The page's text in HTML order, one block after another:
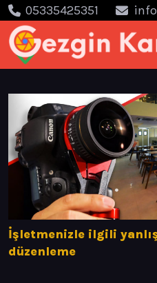
05335425351
İşletmenizle ilgili
düzenleme